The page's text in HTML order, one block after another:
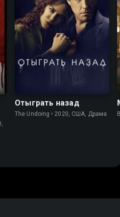
Отыграть назад
The Undoing • 2020, США, Драма